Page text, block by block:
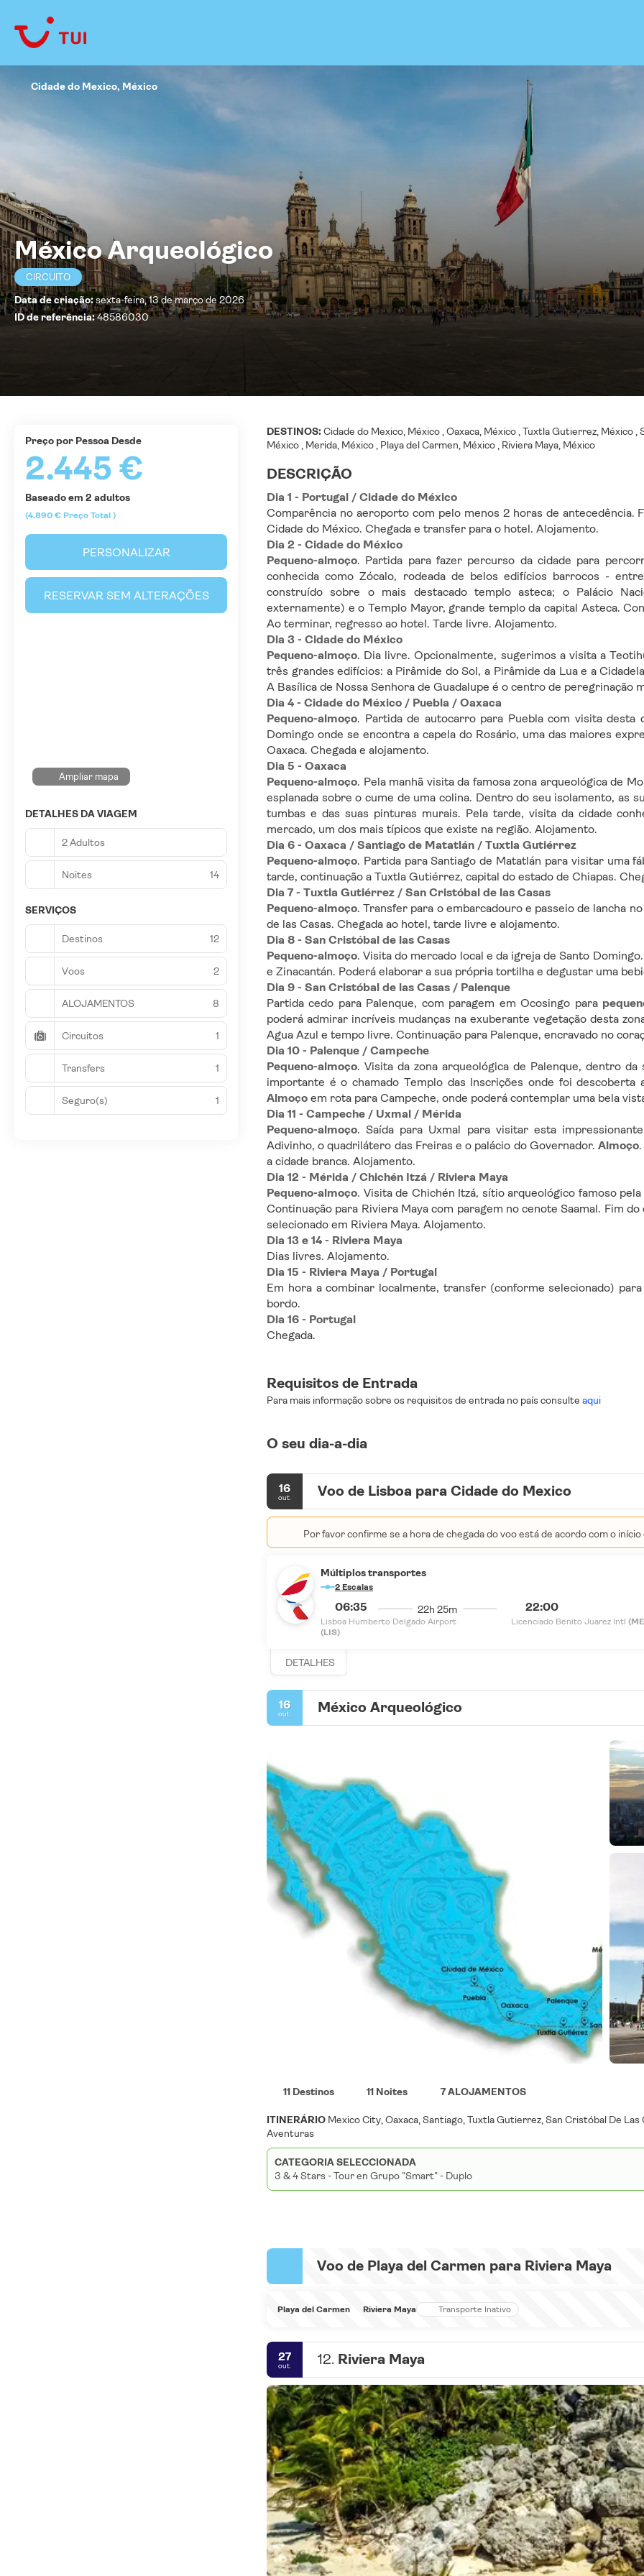
México Arqueológico
CIRCUITO
Data de criação:sexta-feira, 13 de março de 2026
ID de referência:48586030
Cidade do Mexico, México
DESTINOS:Cidade do Mexico, México , Oaxaca, México , Tuxtla Gutierrez, México
México , Merida, México , Playa del Carmen, México , Riviera Maya, México
DESCRIÇÃO
Dia 1 - Portugal / Cidade do México
Comparência no aeroporto com pelo menos 2 horas de
Cidade do México. Chegada e transfer para o hotel. Alojamento.
Dia 2 - Cidade do México
Pequeno-almoço. Partida para fazer percurso da cidade para
conhecida como Zócalo, rodeada de belos edifícios barrocos -
construído sobre o mais destacado templo asteca; o Palácio
externamente) e o Templo Mayor, grande templo da capital Asteca.
Ao terminar, regresso ao hotel. Tarde livre. Alojamento.
Dia 3 - Cidade do México
Pequeno-almoço. Dia livre. Opcionalmente, sugerimos a visita a
três grandes edifícios: a Pirâmide do Sol, a Pirâmide da Lua e a
A Basílica de Nossa Senhora de Guadalupe é o centro de peregrinação
Dia 4 - Cidade do México / Puebla / Oaxaca
Pequeno-almoço. Partida de autocarro para Puebla com visita
Domingo onde se encontra a capela do Rosário, uma das maiores
Oaxaca. Chegada e alojamento.
Dia 5 - Oaxaca
Pequeno-almoço. Pela manhã visita da famosa zona arqueológica de
esplanada sobre o cume de uma colina. Dentro do seu isolamento, as
tumbas e das suas pinturas murais. Pela tarde, visita da cidade
mercado, um dos mais típicos que existe na região. Alojamento.
Dia 6 - Oaxaca / Santiago de Matatlán / Tuxtla Gutiérrez
Pequeno-almoço. Partida para Santiago de Matatlán para visitar uma
tarde, continuação a Tuxtla Gutiérrez, capital do estado de Chiapas.
Dia 7 - Tuxtla Gutiérrez / San Cristóbal de las Casas
Pequeno-almoço. Transfer para o embarcadouro e passeio de lancha
de las Casas. Chegada ao hotel, tarde livre e alojamento.
Dia 8 - San Cristóbal de las Casas
Pequeno-almoço. Visita do mercado local e da igreja de Santo
e Zinacantán. Poderá elaborar a sua própria tortilha e degustar uma
Dia 9 - San Cristóbal de las Casas / Palenque
Partida cedo para Palenque, com paragem em Ocosingo para
poderá admirar incríveis mudanças na exuberante vegetação desta
Agua Azul e tempo livre. Continuação para Palenque, encravado no
Dia 10 - Palenque / Campeche
Pequeno-almoço. Visita da zona arqueológica de Palenque, dentro
Almoço em rota para Campeche, onde poderá contemplar uma bela
Dia 11 - Campeche / Uxmal / Mérida
Pequeno-almoço. Saída para Uxmal para visitar esta
Adivinho, o quadrilátero das Freiras e o palácio do Governador. Almoço
a cidade branca. Alojamento.
Dia 12 - Mérida / Chichén Itzá / Riviera Maya
Pequeno-almoço. Visita de Chichén Itzá, sítio arqueológico famoso
Continuação para Riviera Maya com paragem no cenote Saamal. Fim
selecionado em Riviera Maya. Alojamento.
Dia 13 e 14 - Riviera Maya
Dias livres. Alojamento.
Dia 15 - Riviera Maya / Portugal
Em hora a combinar localmente, transfer (conforme selecionado)
bordo.
Dia 16 - Portugal
Chegada.
Requisitos de Entrada
Para mais informação sobre os requisitos de entrada no país consulte aqui
O seu dia-a-dia
16
out. Voo de Lisboa para Cidade do Mexico
Por favor confirme se a hora de chegada do voo está de acordo com o
Múltiplos transportes
2 Escalas
06:35
Lisboa Humberto Delgado Airport
(LIS)
22h 25m 22:00
Licenciado Benito Juarez Intl
DETALHES
16
out. México Arqueológico
11 Destinos 11 Noites 7 ALOJAMENTOS
ITINERÁRIO Mexico City, Oaxaca, Santiago, Tuxtla Gutierrez, San Cristóbal De
Aventuras
CATEGORIA SELECCIONADA
3 & 4 Stars - Tour en Grupo "Smart" - Duplo
Voo de Playa del Carmen para Riviera Maya
Playa del Carmen Riviera Maya Transporte Inativo
27
out. 12. Riviera Maya
Preço por Pessoa Desde
2.445 €
Baseado em 2 adultos
(4.890 € Preço Total )
PERSONALIZAR
RESERVAR SEM ALTERAÇÕES
Ampliar mapa
DETALHES DA VIAGEM
2 Adultos
Noites 14
SERVIÇOS
Destinos 12
Voos 2
ALOJAMENTOS 8
Circuitos 1
Transfers 1
Seguro(s) 1